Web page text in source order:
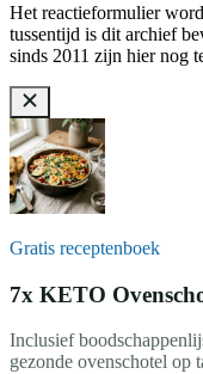
Het reactieformulier
tussentijd is dit archief
sinds 2011 zijn hier nog
Gratis receptenboek
7x KETO
Inclusief
gezonde ovenschotel op